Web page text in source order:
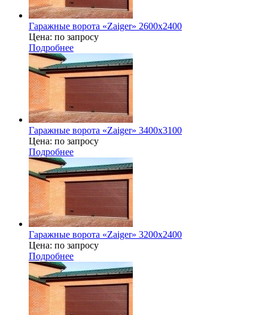
Гаражные ворота «Zaiger» 2600х2400
Цена: по запросу
Подробнее
Гаражные ворота «Zaiger» 3400x3100
Цена: по запросу
Подробнее
Гаражные ворота «Zaiger» 3200х2400
Цена: по запросу
Подробнее